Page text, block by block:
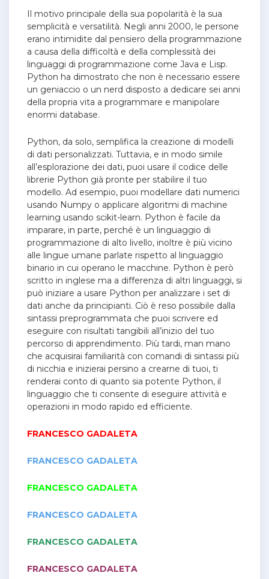
‌Il motivo principale della sua popolarità è la sua
semplicità e versatilità. Negli anni 2000, le persone
erano intimidite dal pensiero della programmazione
a causa della difficoltà e della complessità dei
linguaggi di programmazione come Java e Lisp.
Python ha dimostrato che non è necessario essere
un geniaccio o un nerd disposto a dedicare sei anni
della propria vita a programmare e manipolare
enormi database.
Python, da solo, semplifica la creazione di modelli
di dati personalizzati. Tuttavia, e in modo simile
all’esplorazione dei dati, puoi usare il codice delle
librerie Python già pronte per stabilire il tuo
modello. Ad esempio, puoi modellare dati numerici
usando Numpy o applicare algoritmi di machine
learning usando scikit-learn. ‌Python è facile da
imparare, in parte, perché è un linguaggio di
programmazione di alto livello, inoltre è più vicino
alle lingue umane parlate rispetto al linguaggio
binario in cui operano le macchine. Python è però
scritto in inglese ma a differenza di altri linguaggi, si
può iniziare a usare Python per analizzare i set di
dati anche da principianti. Ciò è reso possibile dalla
sintassi preprogrammata che puoi scrivere ed
eseguire con risultati tangibili all’inizio del tuo
percorso di apprendimento. Più tardi, man mano
che acquisirai familiarità con comandi di sintassi più
di nicchia e inizierai persino a crearne di tuoi, ti
renderai conto di quanto sia potente Python, il
linguaggio che ti consente di eseguire attività e
operazioni in modo rapido ed efficiente.
FRANCESCO GADALETA
FRANCESCO GADALETA
FRANCESCO GADALETA
FRANCESCO GADALETA
FRANCESCO GADALETA
FRANCESCO GADALETA